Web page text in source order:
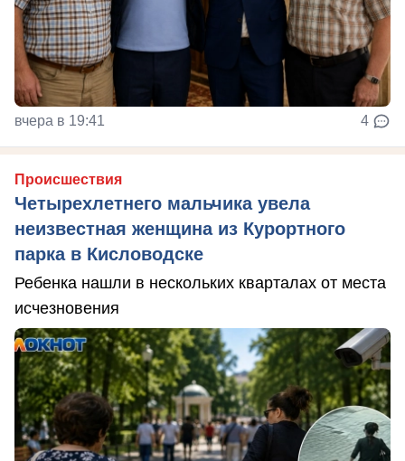
вчера в 19:41 4
Происшествия
Четырехлетнего мальчика увела
неизвестная женщина из Курортного
парка в Кисловодске
Ребенка нашли в нескольких кварталах от места
исчезновения